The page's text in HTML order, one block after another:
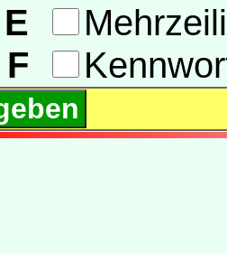
E
F